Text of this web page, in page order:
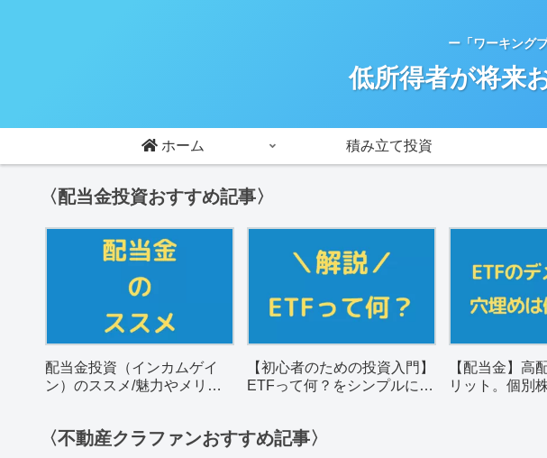
ー「ワーキング
低所得者が将来
ホーム 積み立て投資
〈配当金投資おすすめ記事〉
配当金投資（インカムゲイ
ン）のススメ/魅力やメリッ
【初心者のための投資入門】
ETFって何？をシンプルに解
【配当金】高
リット。個別
〈不動産クラファンおすすめ記事〉